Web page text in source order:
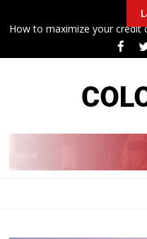
toHow to maximize your credit
Police Arrest Protesters
New airplane seat design
College football halftime
BLOG
GASEEDS